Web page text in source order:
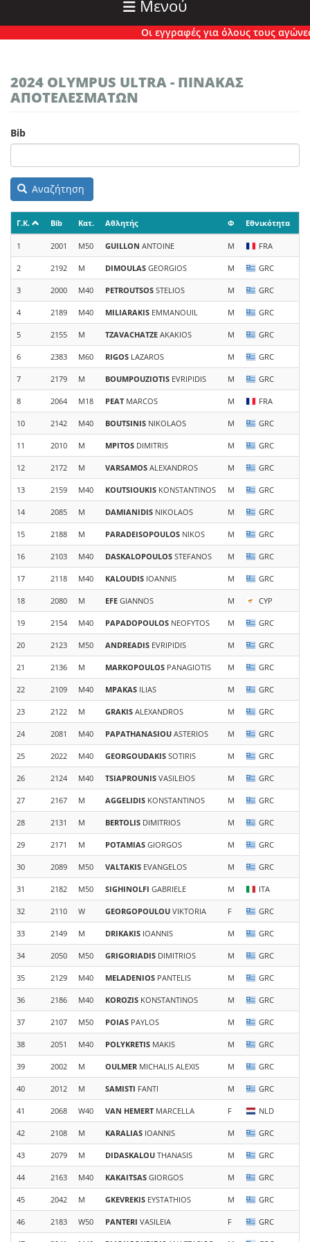
Μενού
Οι εγγραφές για όλους τους αγώνες
2024 OLYMPUS ULTRA - ΠΙΝΑΚΑΣ
ΑΠΟΤΕΛΕΣΜΑΤΩΝ
Bib
Αναζήτηση
Γ.Κ. Bib Κατ. Αθλητής Φ Εθνικότητα
1 2001 M50 GUILLON ANTOINE M FRA
2 2192 M DIMOULAS GEORGIOS M GRC
3 2000 M40 PETROUTSOS STELIOS M GRC
4 2189 M40 MILIARAKIS EMMANOUIL M GRC
5 2155 M TZAVACHATZE AKAKIOS M GRC
6 2383 M60 RIGOS LAZAROS M GRC
7 2179 M BOUMPOUZIOTIS EVRIPIDIS M GRC
8 2064 M18 PEAT MARCOS M FRA
10 2142 M40 BOUTSINIS NIKOLAOS M GRC
11 2010 M MPITOS DIMITRIS M GRC
12 2172 M VARSAMOS ALEXANDROS M GRC
13 2159 M40 KOUTSIOUKIS KONSTANTINOS M GRC
14 2085 M DAMIANIDIS NIKOLAOS M GRC
15 2188 M PARADEISOPOULOS NIKOS M GRC
16 2103 M40 DASKALOPOULOS STEFANOS M GRC
17 2118 M40 KALOUDIS IOANNIS M GRC
18 2080 M EFE GIANNOS M CYP
19 2154 M40 PAPADOPOULOS NEOFYTOS M GRC
20 2123 M50 ANDREADIS EVRIPIDIS M GRC
21 2136 M MARKOPOULOS PANAGIOTIS M GRC
22 2109 M40 MPAKAS ILIAS M GRC
23 2122 M GRAKIS ALEXANDROS M GRC
24 2081 M40 PAPATHANASIOU ASTERIOS M GRC
25 2022 M40 GEORGOUDAKIS SOTIRIS M GRC
26 2124 M40 TSIAPROUNIS VASILEIOS M GRC
27 2167 M AGGELIDIS KONSTANTINOS M GRC
28 2131 M BERTOLIS DIMITRIOS M GRC
29 2171 M POTAMIAS GIORGOS M GRC
30 2089 M50 VALTAKIS EVANGELOS M GRC
31 2182 M50 SIGHINOLFI GABRIELE M ITA
32 2110 W GEORGOPOULOU VIKTORIA F GRC
33 2149 M DRIKAKIS IOANNIS M GRC
34 2050 M50 GRIGORIADIS DIMITRIOS M GRC
35 2129 M40 MELADENIOS PANTELIS M GRC
36 2186 M40 KOROZIS KONSTANTINOS M GRC
37 2107 M50 POIAS PAYLOS M GRC
38 2051 M40 POLYKRETIS MAKIS M GRC
39 2002 M OULMER MICHALIS ALEXIS M GRC
40 2012 M SAMISTI FANTI M GRC
41 2068 W40 VAN HEMERTMARCELLA F NLD
42 2108 M KARALIAS IOANNIS M GRC
43 2079 M DIDASKALOU THANASIS M GRC
44 2163 M40 KAKAITSAS GIORGOS M GRC
45 2042 M GKEVREKIS EYSTATHIOS M GRC
46 2183 W50 PANTERI VASILEIA F GRC